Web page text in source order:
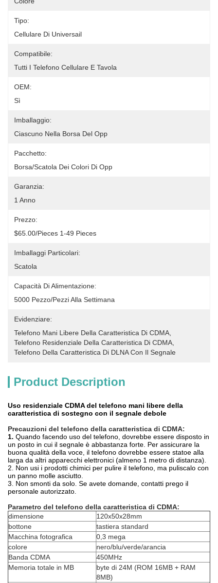
Tipo:
Cellulare Di Universail
Compatibile:
Tutti I Telefono Cellulare E Tavola
OEM:
Sì
Imballaggio:
Ciascuno Nella Borsa Del Opp
Pacchetto:
Borsa/scatola Dei Colori Di Opp
Garanzia:
1 Anno
Prezzo:
$65.00/pieces 1-49 Pieces
Imballaggi Particolari:
Scatola
Capacità Di Alimentazione:
5000 Pezzo/pezzi Alla Settimana
Evidenziare:
Telefono Mani Libere Della Caratteristica Di CDMA
Telefono Residenziale Della Caratteristica Di CDMA
Telefono Della Caratteristica Di DLNA Con Il Segnale
Product Description
Uso residenziale CDMA del telefono mani libere della
caratteristica di sostegno con il segnale debole
Precauzioni del telefono della caratteristica di CDMA:
1. Quando facendo uso del telefono, dovrebbe essere disposto in
un posto in cui il segnale è abbastanza forte. Per assicurare la
buona qualità della voce, il telefono dovrebbe essere statoe alla
larga da altri apparecchi elettronici (almeno 1 metro di distanza).
2. Non usi i prodotti chimici per pulire il telefono, ma puliscalo con
un panno molle asciutto.
3. Non smonti da solo. Se avete domande, contatti prego il
personale autorizzato.
Parametro del telefono della caratteristica di CDMA:
dimensione
120x50x28mm
bottone
tastiera standard
Macchina fotografica
0,3 mega
colore
nero/blu/verde/arancia
Banda CDMA
450MHz
Memoria totale in MB
byte di 24M (ROM 16MB + RAM
8MB)